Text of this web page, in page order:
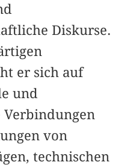
Diskurse.
er sich auf
und
von
technischen